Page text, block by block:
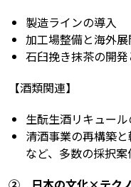
製造ラインの導入
加工場整備と海外展
石臼挽き抹茶の開
【酒類関連】
生酛生酒リキュー
清酒事業の再構築
など、多数の採択案